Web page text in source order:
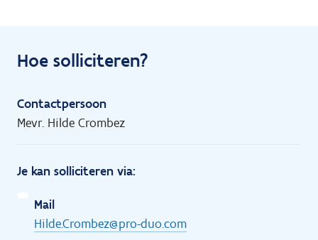
Hoe solliciteren?
Contactpersoon
Mevr. Hilde Crombez
Je kan solliciteren via:
Mail
Hilde.Crombez@pro-duo.com